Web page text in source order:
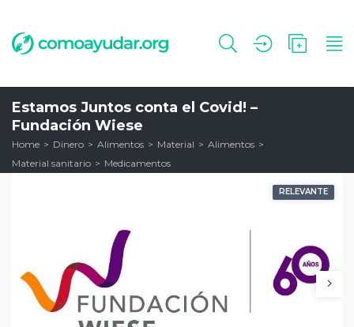
Estamos Juntos conta el Covid! –
Fundación Wiese
Home Dinero Alimentos Material
Alimentos
Material sanitario
Medicamentos
RELEVANTE